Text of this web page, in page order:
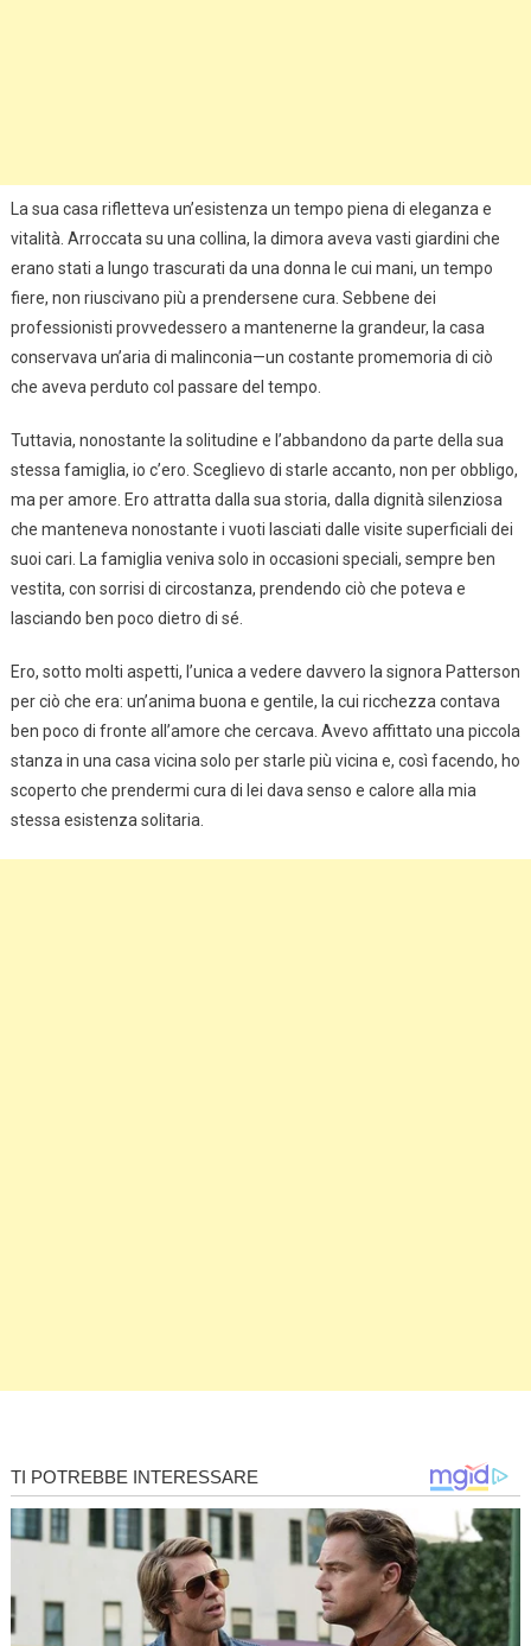
La sua casa rifletteva un’esistenza un tempo piena di eleganza e
vitalità. Arroccata su una collina, la dimora aveva vasti giardini che
erano stati a lungo trascurati da una donna le cui mani, un tempo
fiere, non riuscivano più a prendersene cura. Sebbene dei
professionisti provvedessero a mantenerne la grandeur, la casa
conservava un’aria di malinconia—un costante promemoria di ciò
che aveva perduto col passare del tempo.
Tuttavia, nonostante la solitudine e l’abbandono da parte della sua
stessa famiglia, io c’ero. Sceglievo di starle accanto, non per obbligo,
ma per amore. Ero attratta dalla sua storia, dalla dignità silenziosa
che manteneva nonostante i vuoti lasciati dalle visite superficiali dei
suoi cari. La famiglia veniva solo in occasioni speciali, sempre ben
vestita, con sorrisi di circostanza, prendendo ciò che poteva e
lasciando ben poco dietro di sé.
Ero, sotto molti aspetti, l’unica a vedere davvero la signora Patterson
per ciò che era: un’anima buona e gentile, la cui ricchezza contava
ben poco di fronte all’amore che cercava. Avevo affittato una piccola
stanza in una casa vicina solo per starle più vicina e, così facendo, ho
scoperto che prendermi cura di lei dava senso e calore alla mia
stessa esistenza solitaria.